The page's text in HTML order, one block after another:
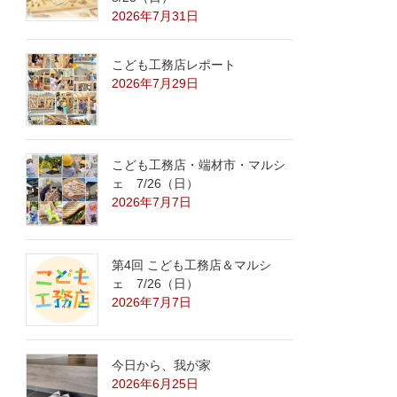
2026年7月31日
こども工務店レポート
2026年7月29日
こども工務店・端材市・マルシ
ェ 7/26（日）
2026年7月7日
第4回 こども工務店＆マルシ
ェ 7/26（日）
2026年7月7日
今日から、我が家
2026年6月25日